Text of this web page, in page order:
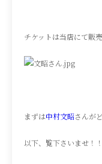
チケットは当店にて販
まずは中村文昭さんが
以下、覧下さいませ！！